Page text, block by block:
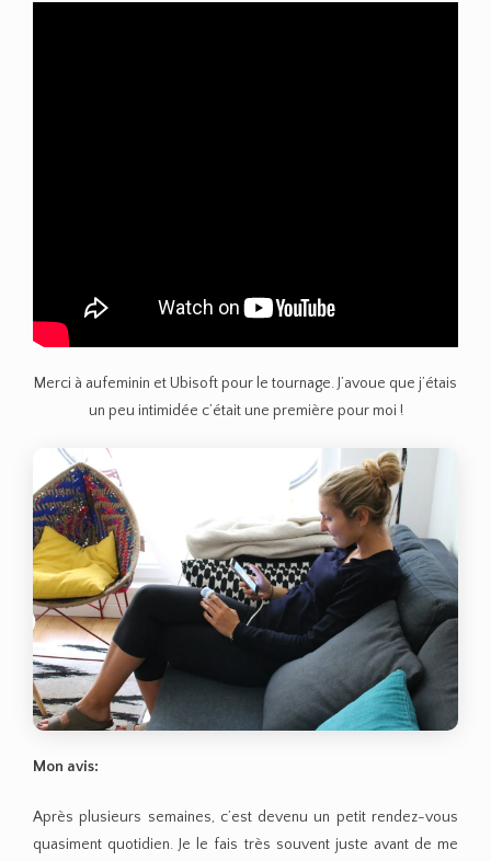
Merci à aufeminin et Ubisoft pour le tournage. J’avoue que j’étais
un peu intimidée c’était une première pour moi !
Mon avis:
Après plusieurs semaines, c’est devenu un petit rendez-vous
quasiment quotidien. Je le fais très souvent juste avant de me